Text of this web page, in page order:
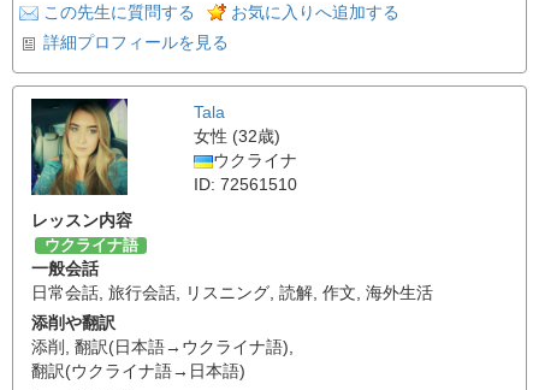
この先生に質問する
お気に入りへ追加する
詳細プロフィールを見る
Tala
女性 (32歳)
ウクライナ
ID: 72561510
レッスン内容
ウクライナ語
一般会話
日常会話 旅行会話 リスニング 読解 作文 海外生活
添削や翻訳
添削
翻訳(日本語→ウクライナ語)
翻訳(ウクライナ語→日本語)